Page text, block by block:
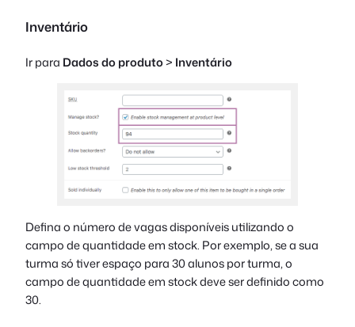
Inventário
Ir para Dados do produto> Inventário
Defina o número de vagas disponíveis utilizando o
campo de quantidade em stock. Por exemplo, se a sua
turma só tiver espaço para 30 alunos por turma, o
campo de quantidade em stock deve ser definido como
30.